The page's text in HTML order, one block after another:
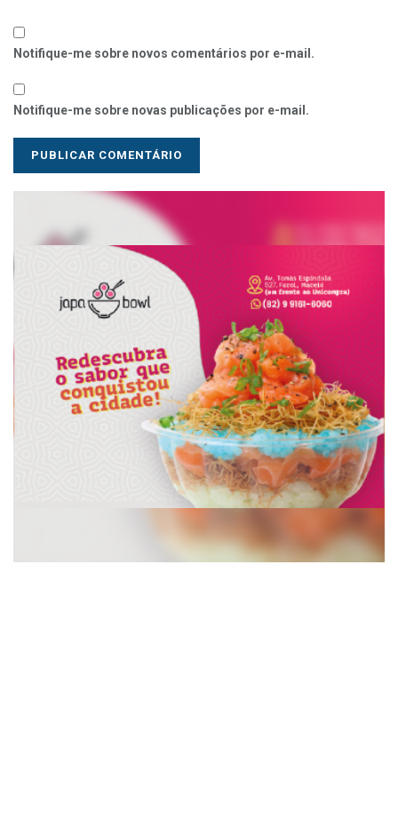
Notifique-me sobre novos comentários por e-mail.
Notifique-me sobre novas publicações por e-mail.